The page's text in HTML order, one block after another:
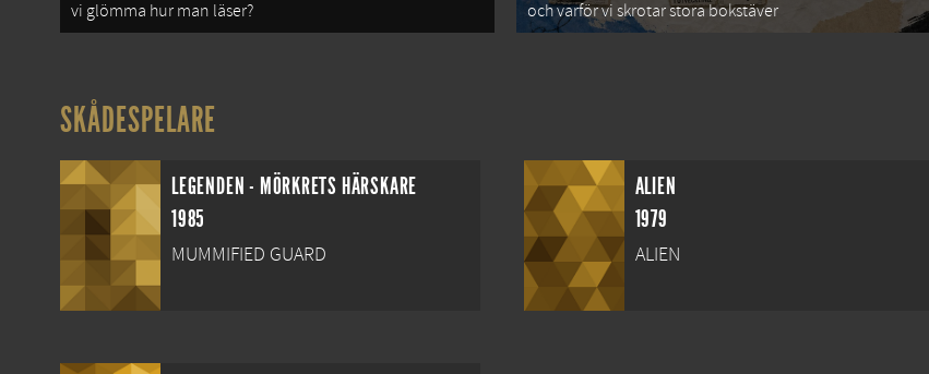
vi glömma hur man läser?
och varför vi skrotar stora bokstäver
SKÅDESPELARE
LEGENDEN - MÖRKRETS HÄRSKARE
1985
MUMMIFIED GUARD
ALIEN
1979
ALIEN